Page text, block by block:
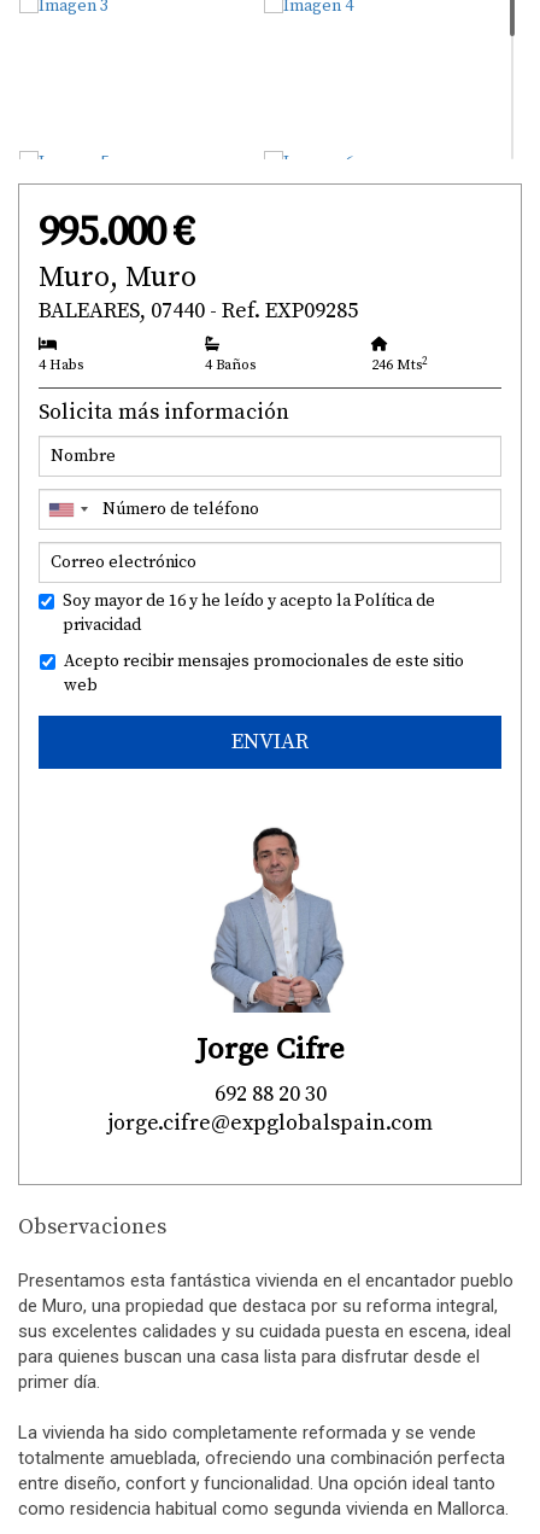
995.000 €
Muro, Muro
BALEARES, 07440 - Ref. EXP09285
4 Habs 4 Baños 246 Mts2
Solicita más información
Soy mayor de 16 y he leído y acepto laPolítica de
privacidad
Acepto recibir mensajes promocionales de este sitio
web
ENVIAR
Jorge Cifre
692 88 20 30
jorge.cifre@expglobalspain.com
Observaciones
Presentamos esta fantástica vivienda en el encantador pueblo
de Muro, una propiedad que destaca por su reforma integral,
sus excelentes calidades y su cuidada puesta en escena, ideal
para quienes buscan una casa lista para disfrutar desde el
primer día.
La vivienda ha sido completamente reformada y se vende
totalmente amueblada, ofreciendo una combinación perfecta
entre diseño, confort y funcionalidad. Una opción ideal tanto
como residencia habitual como segunda vivienda en Mallorca.